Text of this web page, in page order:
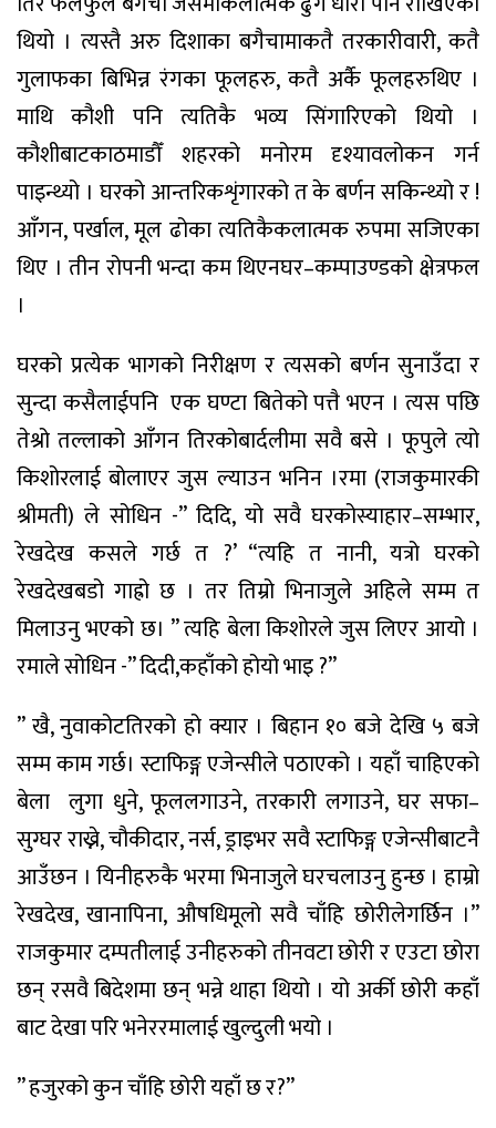
थियो । त्यस्तै अरु दिशाका बगैचामाकतै तरकारीवारी, कतै
गुलाफका बिभिन्न रंगका फूलहरु, कतै अर्कै फूलहरुथिए ।
माथि कौशी पनि त्यतिकै भव्य सिंगारिएको थियो ।
कौशीबाटकाठमाडौँ शहरको मनोरम दृश्यावलोकन गर्न
पाइन्थ्यो । घरकोआन्तरिकशृंगारकोतकेबर्णनसकिन्थ्योर!
आँगन,पर्खाल,मूल ढोकात्यतिकैकलात्मकरुपमासजिएका
थिए । तीनरोपनीभन्दाकमथिएनघर–कम्पाउण्डकोक्षेत्रफल
।
घरको प्रत्येक भागको निरीक्षण र त्यसको बर्णन सुनाउँदा र
सुन्दाकसैलाईपनि एकघण्टाबितेकोपत्तैभएन । त्यसपछि
तेश्रो तल्लाको आँगन तिरकोबार्दलीमा सवै बसे । फूपुले त्यो
किशोरलाई बोलाएर जुस ल्याउन भनिन ।रमा(राजकुमारकी
श्रीमती) ले सोधिन -” दिदि, यो सवै घरकोस्याहार–सम्भार,
रेखदेख कसले गर्छ त?’ “त्यहि त नानी,यत्रो घरको
रेखदेखबडो गाह्रो छ । तर तिम्रो भिनाजुले अहिले सम्म त
मिलाउनुभएकोछ। ”त्यहिबेलाकिशोरलेजुसलिएर आयो ।
रमालेसोधिन-”दिदी,कहाँकोहोयोभाइ?”
”खै,नुवाकोटतिरको हो क्यार । बिहान १० बजे देखि ५ बजे
सम्मकामगर्छ। स्टाफिङ्गएजेन्सीलेपठाएको । यहाँचाहिएको
बेला लुगा धुने, फूललगाउने, तरकारी लगाउने, घर सफा–
सुग्घरराख्ने,चौकीदार,नर्स,ड्राइभरसवैस्टाफिङ्गएजेन्सीबाटनै
आउँछन । यिनीहरुकैभरमाभिनाजुलेघरचलाउनुहुन्छ । हाम्रो
रेखदेख,खानापिना, औषधिमूलो सवै चाँहि छोरीलेगर्छिन ।”
राजकुमारदम्पतीलाईउनीहरुकोतीनवटाछोरीरएउटाछोरा
छन्रसवैबिदेशमाछन्भन्नेथाहाथियो । योअर्कीछोरीकहाँ
बाटदेखापरिभनेररमालाईखुल्दुलीभयो ।
”हजुरकोकुनचाँहिछोरीयहाँछर?”